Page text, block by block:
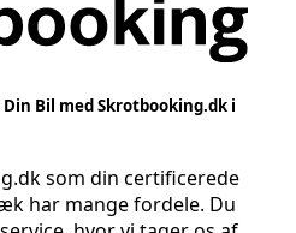
Bil med Skrotbooking.dk i
som din certificerede
har mange fordele. Du